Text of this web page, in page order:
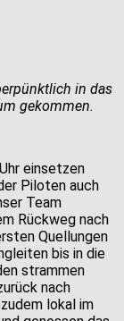
in das
gekommen.
einsetzen
Piloten auch
Team
Rückweg nach
Quellungen
bis in die
strammen
nach
lokal im